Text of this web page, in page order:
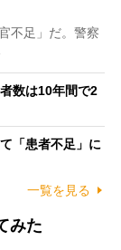
不足」だ。警察
数は10年間で2
「患者不足」に
一覧を見る
みた